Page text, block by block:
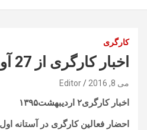
کارگری
اخبار کارگری از 27 آوریل تا 4 ماه مای
می 8, 2016 Editor
اخبار کارگری۲ اردیبهشت۱۳۹۵
احضار فعالین کارگری در آستانه